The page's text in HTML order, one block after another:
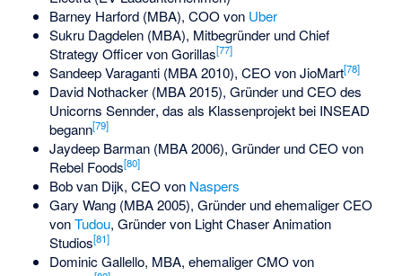
Barney Harford(MBA), COO von Uber
Sukru Dagdelen(MBA), Mitbegründer und Chief
Strategy Officer vonGorillas[77]
Sandeep Varaganti(MBA 2010), CEO vonJioMart[78]
David Nothacker(MBA 2015), Gründer und CEO des
Unicorns Sennder, das als Klassenprojekt bei INSEAD
begann[79]
Jaydeep Barman(MBA 2006), Gründer und CEO von
Rebel Foods[80]
Bob van Dijk, CEO von Naspers
Gary Wang(MBA 2005), Gründer und ehemaliger CEO
vonTudou, Gründer von Light Chaser Animation
Studios[81]
Dominic Gallello, MBA, ehemaliger CMO von